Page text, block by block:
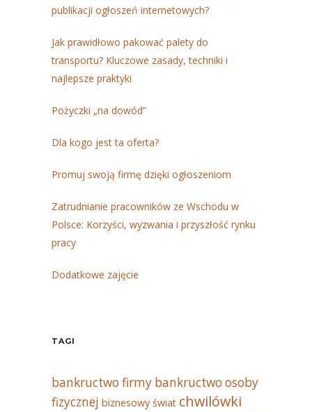
publikacji ogłoszeń internetowych?
Jak prawidłowo pakować palety do
transportu? Kluczowe zasady, techniki i
najlepsze praktyki
Pożyczki „na dowód”
Dla kogo jest ta oferta?
Promuj swoją firmę dzięki ogłoszeniom
Zatrudnianie pracowników ze Wschodu w
Polsce: Korzyści, wyzwania i przyszłość rynku
pracy
Dodatkowe zajęcie
TAGI
bankructwo firmy bankructwo osoby
fizycznej biznesowy świat chwilówki